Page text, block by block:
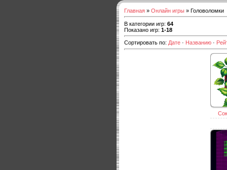
Главная » Онлайн игры » Головоломки
В категории игр: 64
Показано игр: 1-18
Сортировать по: Дате · Названию ·